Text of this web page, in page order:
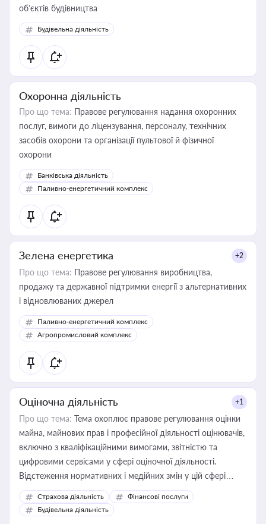
об’єктів будівництва
Будівельна діяльність
Охоронна діяльність
Про що тема: Правове регулювання надання охоронних
послуг, вимоги до ліцензування, персоналу, технічних
засобів охорони та організації пультової й фізичної
охорони
Банківська діяльність
Паливно-енергетичний комплекс
Зелена енергетика +2
Про що тема: Правове регулювання виробництва,
продажу та державної підтримки енергії з альтернативних
і відновлюваних джерел
Паливно-енергетичний комплекс
Агропромисловий комплекс
Оціночна діяльність +1
Про що тема: Тема охоплює правове регулювання оцінки
майна, майнових прав і професійної діяльності оцінювачів,
включно з кваліфікаційними вимогами, звітністю та
цифровими сервісами у сфері оціночної діяльності.
Відстеження нормативних і медійних змін у цій сфері
корисне для власника бізнесу, керівника, юриста або
бухгалтера під час оподаткування, приватизації, оренди
державного майна, корпоративних угод і перевірки
Страхова діяльність
Фінансові послуги
Будівельна діяльність